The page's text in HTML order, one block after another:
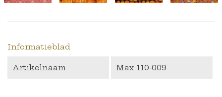
Informatieblad
Artikelnaam Max 110-009